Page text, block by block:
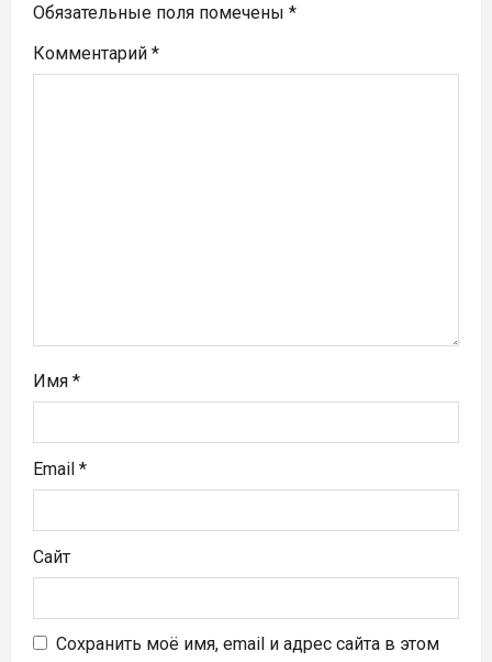
п
о
я
м
Обязательные поля помечены *
Комментарий *
Имя *
Email *
Сайт
Сохранить моё имя, email и адрес сайта в этом